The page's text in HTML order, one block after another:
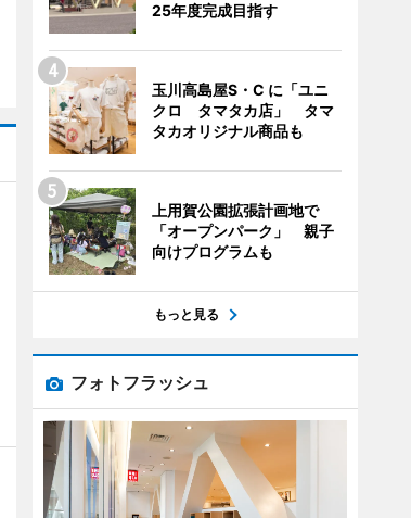
25年度完成目指す
玉川高島屋S・C に「ユニ
クロ タマタカ店」 タマ
タカオリジナル商品も
上用賀公園拡張計画地で
「オープンパーク」 親子
向けプログラムも
もっと見る
フォトフラッシュ